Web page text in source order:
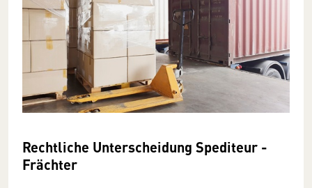
Rechtliche Unterscheidung Spediteur -
Frächter